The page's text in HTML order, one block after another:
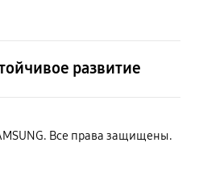
развитие
Все права защищены.